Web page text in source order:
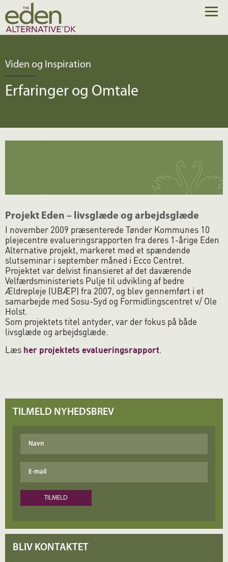
Viden og Inspiration
Erfaringer og Omtale
Projekt Eden – livsglæde og arbejdsglæde
I november 2009 præsenterede Tønder Kommunes 10
plejecentre evalueringsrapporten fra deres 1-årige Eden
Alternative projekt, markeret med et spændende
slutseminar i september måned i Ecco Centret.
Projektet var delvist finansieret af det daværende
Velfærdsministeriets Pulje til udvikling af bedre
Ældrepleje (UBÆP) fra 2007, og blev gennemført i et
samarbejde med Sosu-Syd og Formidlingscentret v/ Ole
Holst.
Som projektets titel antyder, var der fokus på både
livsglæde og arbejdsglæde.
Læs her projektets evalueringsrapport.
TILMELD NYHEDSBREV
BLIV KONTAKTET